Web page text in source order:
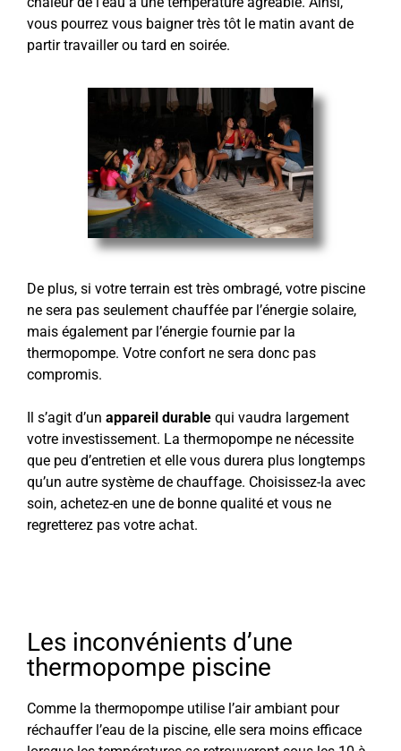
vous pourrez vous baigner très tôt le matin avant de
partir travailler ou tard en soirée.
De plus, si votre terrain est très ombragé, votre piscine
ne sera pas seulement chauffée par l’énergie solaire,
mais également par l’énergie fournie par la
thermopompe. Votre confort ne sera donc pas
compromis.
Il s’agit d’un appareil durable qui vaudra largement
votre investissement. La thermopompe ne nécessite
que peu d’entretien et elle vous durera plus longtemps
qu’un autre système de chauffage. Choisissez-la avec
soin, achetez-en une de bonne qualité et vous ne
regretterez pas votre achat.
Les inconvénients d’une
thermopompe piscine
Comme la thermopompe utilise l’air ambiant pour
réchauffer l’eau de la piscine, elle sera moins efficace